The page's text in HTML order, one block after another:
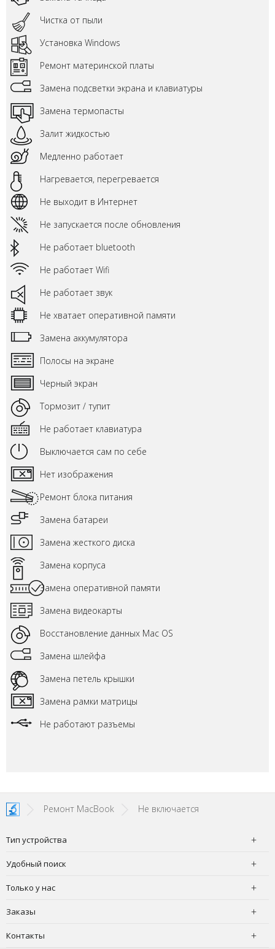
Чистка от пыли
Установка Windows
Ремонт материнской платы
Замена подсветки экрана и клавиатуры
Замена термопасты
Залит жидкостью
Медленно работает
Нагревается, перегревается
Не выходит в Интернет
Не запускается после обновления
Не работает bluetooth
Не работает Wifi
Не работает звук
Не хватает оперативной памяти
Замена аккумулятора
Полосы на экране
Черный экран
Тормозит / тупит
Не работает клавиатура
Выключается сам по себе
Нет изображения
Ремонт блока питания
Замена батареи
Замена жесткого диска
Замена корпуса
Замена оперативной памяти
Замена видеокарты
Восстановление данных Mac OS
Замена шлейфа
Замена петель крышки
Замена рамки матрицы
Не работают разъемы
Ремонт MacBook Не включается
Тип устройства
Удобный поиск
Только у нас
Заказы
Контакты